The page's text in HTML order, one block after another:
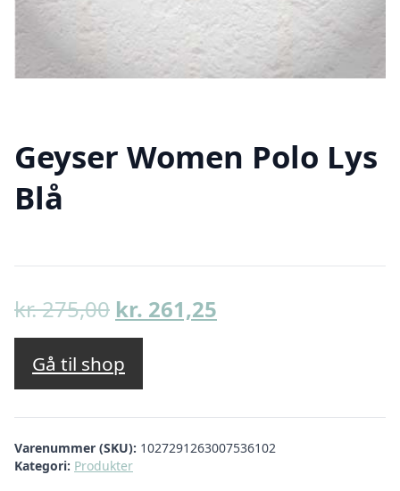
Geyser Women Polo Lys
Blå
kr.275,00 Den
oprindelige
pris
var:
kr. 275,00.
kr. 261,25
kr. 261,25.
Gå til shop
Varenummer (SKU): 1027291263007536102
Kategori: Produkter